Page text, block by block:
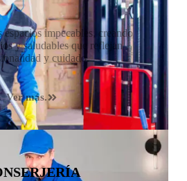
espacios impecables, creando
y saludables que reflejan
y cuidado.
Ver más.